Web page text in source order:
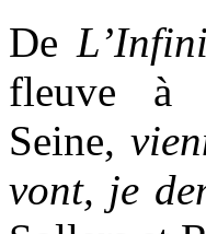
DeL’Infini
fleuve à
Seine,
vont, je